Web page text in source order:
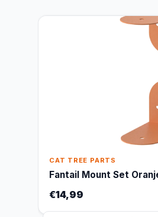
CAT TREE PARTS
Fantail Mount Set
€14,99